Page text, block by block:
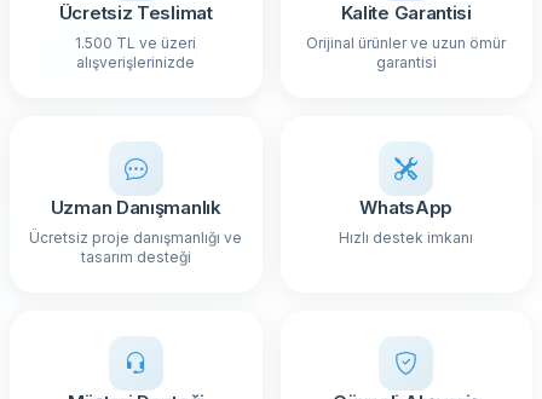
Ücretsiz Teslimat
1.500 TL ve üzeri
alışverişlerinizde
Kalite Garantisi
Orijinal ürünler ve uzun ömür
garantisi
Uzman Danışmanlık
Ücretsiz proje danışmanlığı ve
tasarım desteği
WhatsApp
Hızlı destek imkanı